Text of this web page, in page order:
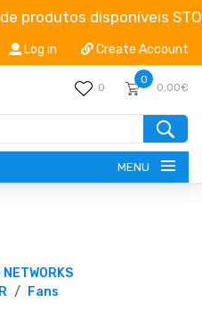
produtos disponíveis
Log in Create Account
0
0
0,00€
MENU
Fans